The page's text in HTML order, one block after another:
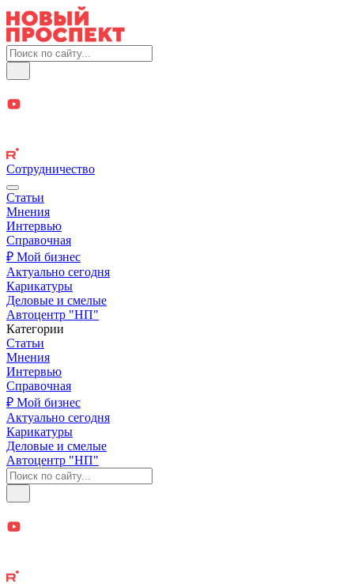
Сотрудничество
Статьи
Мнения
Интервью
Справочная
₽ Мой бизнес
Актуально сегодня
Карикатуры
Деловые и смелые
Автоцентр "НП"
Категории
Статьи
Мнения
Интервью
Справочная
₽ Мой бизнес
Актуально сегодня
Карикатуры
Деловые и смелые
Автоцентр "НП"